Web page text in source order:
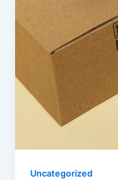
Uncategorized